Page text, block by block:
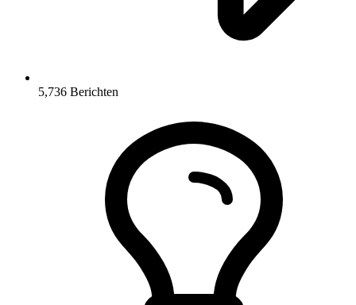
5,736 Berichten